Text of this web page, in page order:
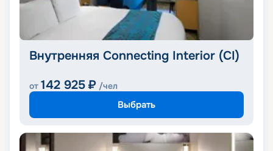
Внутренняя Connecting Interior (CI)
от 142 925 ₽ /чел
Выбрать